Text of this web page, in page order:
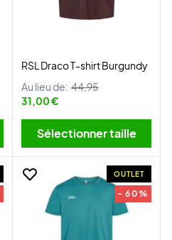
RSL Draco T-shirt Burgundy
Au lieu de: 44,95
31,00 €
Sélectionner taille
OUTLET
- 60%